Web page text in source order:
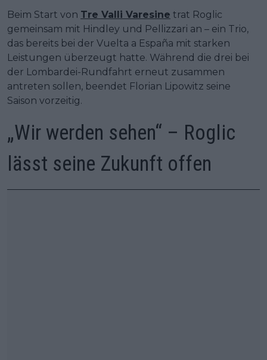
Beim Start von Tre Valli Varesine trat Roglic
gemeinsam mit Hindley und Pellizzari an – ein Trio,
das bereits bei der Vuelta a España mit starken
Leistungen überzeugt hatte. Während die drei bei
der Lombardei-Rundfahrt erneut zusammen
antreten sollen, beendet Florian Lipowitz seine
Saison vorzeitig.
„Wir werden sehen“ – Roglic
lässt seine Zukunft offen